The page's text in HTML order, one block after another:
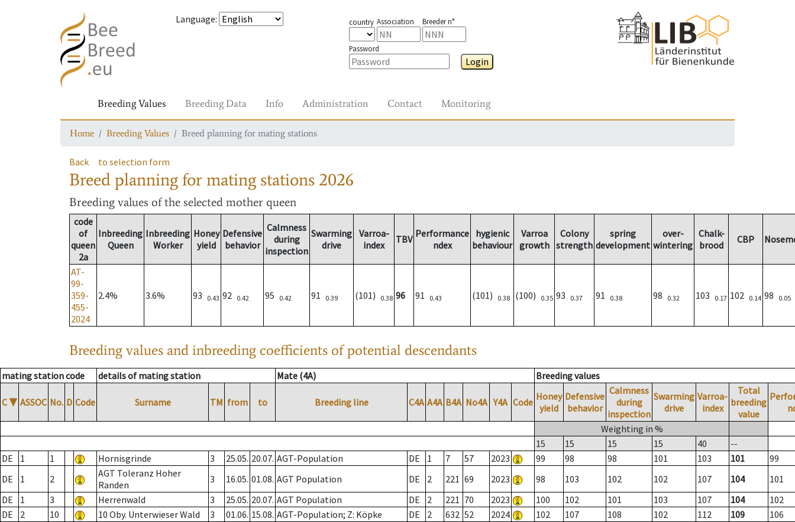
Language: country Association Breeder n°
Password
Login
Breeding Values Breeding Data Info Administration Contact Monitoring
Home Breeding Values Breed planning for mating stations
Back to selection form
Breed planning for mating stations 2026
Breeding values of the selected mother queen
code
of
queen
2a
Inbreeding
Queen
Inbreeding
Worker
Honey
yield
Defensive
behavior
Calmness
during
inspection
Swarming
drive
Varroa-
index
TBV Performance
ndex
hygienic
behaviour
Varroa
growth
Colony
strength
spring
development
over-
wintering
Chalk-
brood
CBP
AT-
99-
359-
455-
2024
2.4% 3.6% 93 0.43 92 0.42 95 0.42 91 0.39 (101) 0.38 96 91 0.43 (101) 0.38 (100) 0.35 93 0.37 91 0.38 98 0.32 103 0.17 102 0.14 98 0.05
Breeding values and inbreeding coefficients of potential descendants
mating station code details of mating station Mate (4A) Breeding values
C ▼ ASSOC No. D Code Surname TM from to Breeding line C4A A4A B4A No4A Y4A Code Honey
yield
Defensive
behavior
Calmness
during
inspection
Swarming
drive
Varroa-
index
Total
breeding
value
Weighting in %
15
15 15 15 40
--
DE
1 1 Hornisgrinde 3 25.05. 20.07. AGT-Population DE 1 7 57 2023 99 98 98 101 103 101
99
DE
1 2
AGT Toleranz Hoher
Randen
3 16.05. 01.08. AGT Population DE 2 221 69 2023 98 103 102 102 107 104
101
DE
1 3 Herrenwald 3 25.05. 20.07. AGT Population DE 2 221 70 2023 100 102 101 103 107 104
102
DE
2 10 10 Oby. Unterwieser Wald 3 01.06. 15.08. AGT-Population; Z: Köpke DE 2 632 52 2024 102 107 108 102 112 109
106